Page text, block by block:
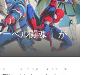
ベル闘魂 」が